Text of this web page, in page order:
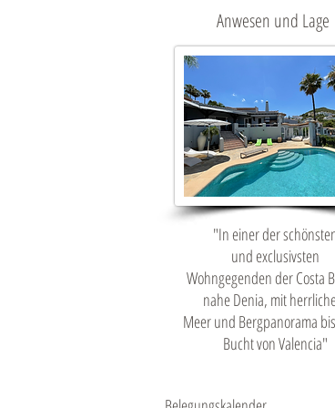
"In einer der
und exclusivsten
Wohngegenden der Costa
nahe Denia, mit
Meer und Bergpanorama
Bucht von Valencia"
Anwesen und Lage